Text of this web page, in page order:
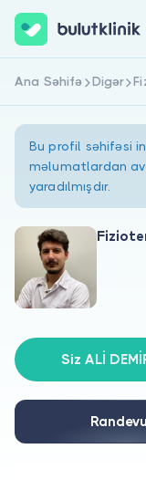
Haqqımızda
Xəstələr üçün
Həkimlər üçün
Qeydiyyat
Ana Səhifə Digər
Bu profil səhifəsi
məlumatlardan
yaradılmışdır.
Siz ALİ